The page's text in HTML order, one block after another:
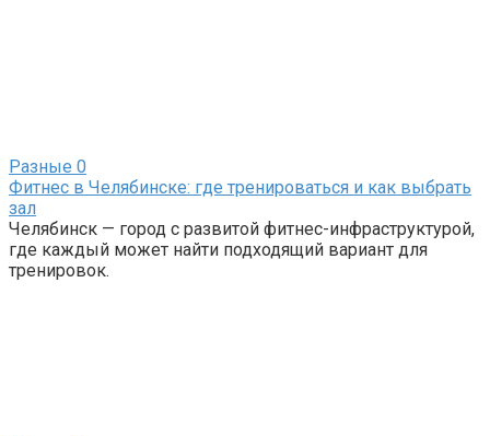
Разные 0
Фитнес в Челябинске: где тренироваться и как выбрать
зал
Челябинск — город с развитой фитнес-инфраструктурой,
где каждый может найти подходящий вариант для
тренировок.